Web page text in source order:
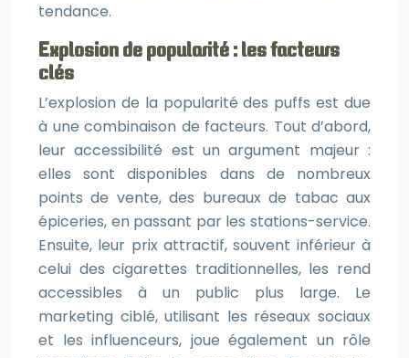
tendance.
Explosion de popularité : les facteurs
clés
L’explosion de la popularité des puffs est due
à une combinaison de facteurs. Tout d’abord,
leur accessibilité est un argument majeur :
elles sont disponibles dans de nombreux
points de vente, des bureaux de tabac aux
épiceries, en passant par les stations-service.
Ensuite, leur prix attractif, souvent inférieur à
celui des cigarettes traditionnelles, les rend
accessibles à un public plus large. Le
marketing ciblé, utilisant les réseaux sociaux
et les influenceurs, joue également un rôle